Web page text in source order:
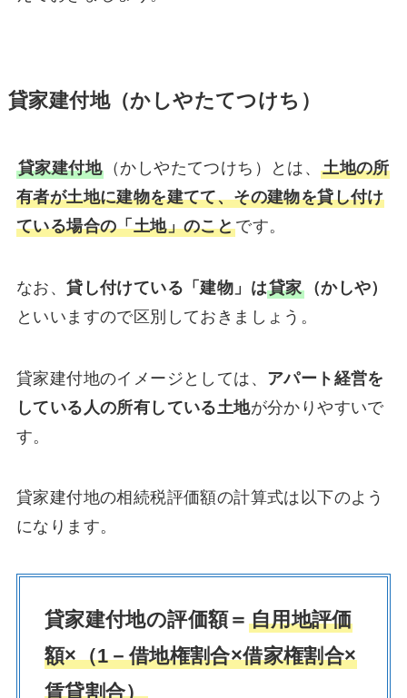
貸家建付地（かしやたてつけち）
貸家建付地（かしやたてつけち）とは、土地の所
有者が土地に建物を建てて、その建物を貸し付け
ている場合の「土地」のことです。
なお、貸し付けている「建物」は貸家（かしや）
といいますので区別しておきましょう。
貸家建付地のイメージとしては、 アパート経営を
している人の所有している土地が分かりやすいで
す。
貸家建付地の相続税評価額の計算式は以下のよう
になります。
貸家建付地の評価額＝ 自用地評価
額×（1－借地権割合×借家権割合×
賃貸割合）